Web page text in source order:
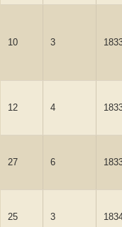
10 3
12 4
27 6
25 3